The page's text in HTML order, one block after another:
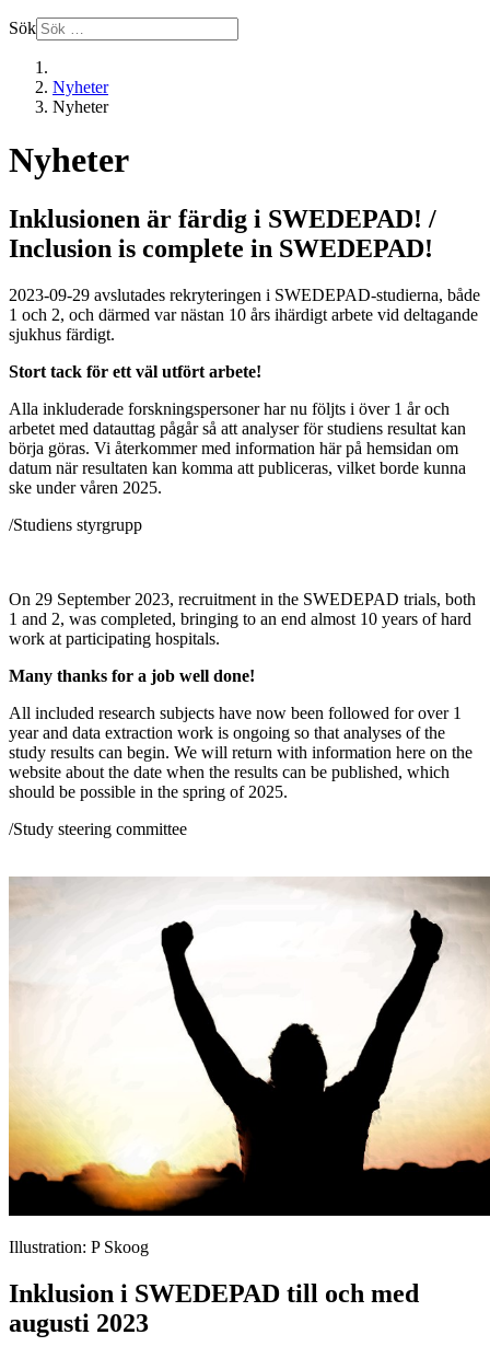
Sök
Nyheter
Nyheter
Nyheter
Inklusionen är färdig i SWEDEPAD! /
Inclusion is complete in SWEDEPAD!
2023-09-29 avslutades rekryteringen i SWEDEPAD-studierna, både
1 och 2, och därmed var nästan 10 års ihärdigt arbete vid deltagande
sjukhus färdigt.
Stort tack för ett väl utfört arbete!
Alla inkluderade forskningspersoner har nu följts i över 1 år och
arbetet med datauttag pågår så att analyser för studiens resultat kan
börja göras. Vi återkommer med information här på hemsidan om
datum när resultaten kan komma att publiceras, vilket borde kunna
ske under våren 2025.
/Studiens styrgrupp
On 29 September 2023, recruitment in the SWEDEPAD trials, both
1 and 2, was completed, bringing to an end almost 10 years of hard
work at participating hospitals.
Many thanks for a job well done!
All included research subjects have now been followed for over 1
year and data extraction work is ongoing so that analyses of the
study results can begin. We will return with information here on the
website about the date when the results can be published, which
should be possible in the spring of 2025.
/Study steering committee
Illustration: P Skoog
Inklusion i SWEDEPAD till och med
augusti 2023